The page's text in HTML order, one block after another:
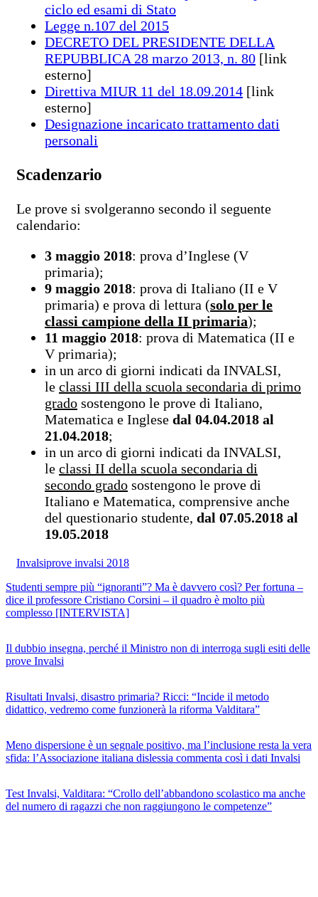
ciclo ed esami di Stato
Legge n.107 del 2015
DECRETO DEL PRESIDENTE DELLA
REPUBBLICA 28 marzo 2013, n. 80 [link
esterno]
Direttiva MIUR 11 del 18.09.2014 [link
esterno]
Designazione incaricato trattamento dati
personali
Scadenzario
Le prove si svolgeranno secondo il seguente
calendario:
3 maggio 2018: prova d’Inglese (V
primaria);
9 maggio 2018: prova di Italiano (II e V
primaria) e prova di lettura (solo per le
classi campione della II primaria);
11 maggio 2018: prova di Matematica (II e
V primaria);
in un arco di giorni indicati da INVALSI,
le classi III della scuola secondaria di primo
grado sostengono le prove di Italiano,
Matematica e Inglese dal 04.04.2018 al
21.04.2018;
in un arco di giorni indicati da INVALSI,
le classi II della scuola secondaria di
secondo grado sostengono le prove di
Italiano e Matematica, comprensive anche
del questionario studente, dal 07.05.2018 al
19.05.2018
Invalsiprove invalsi 2018
Studenti sempre più “ignoranti”? Ma è davvero così? Per fortuna –
dice il professore Cristiano Corsini – il quadro è molto più
complesso [INTERVISTA]
Il dubbio insegna, perché il Ministro non di interroga sugli esiti delle
prove Invalsi
Risultati Invalsi, disastro primaria? Ricci: “Incide il metodo
didattico, vedremo come funzionerà la riforma Valditara”
Meno dispersione è un segnale positivo, ma l’inclusione resta la vera
sfida: l’Associazione italiana dislessia commenta così i dati Invalsi
Test Invalsi, Valditara: “Crollo dell’abbandono scolastico ma anche
del numero di ragazzi che non raggiungono le competenze”